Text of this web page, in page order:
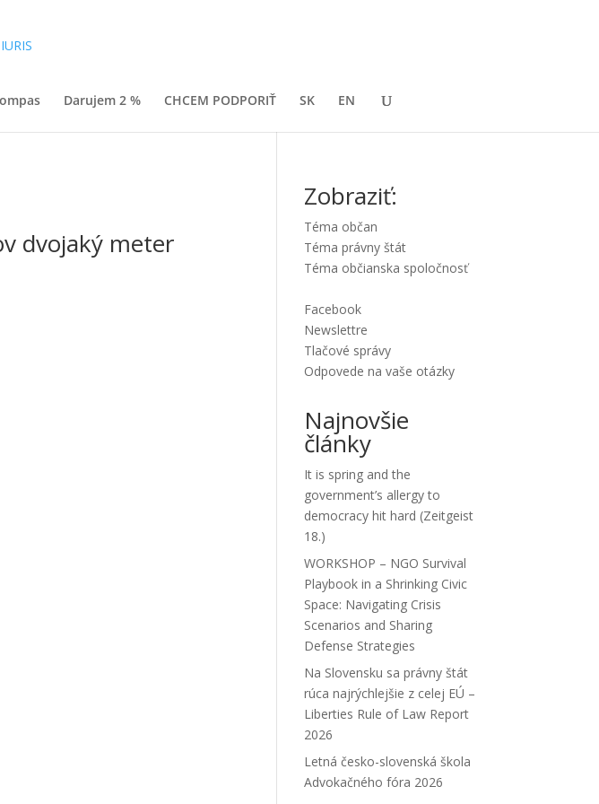
Darujem 2 % CHCEM PODPORIŤ SK EN
dvojaký meter
Zobraziť:
Téma občan
Téma právny štát
Téma občianska spoločnosť
Facebook
Newslettre
Tlačové správy
Odpovede na vaše otázky
Najnovšie
články
It is spring and the
government’s allergy to
democracy hit hard (Zeitgeist
18.)
WORKSHOP – NGO Survival
Playbook in a Shrinking Civic
Space: Navigating Crisis
Scenarios and Sharing
Defense Strategies
Na Slovensku sa právny štát
rúca najrýchlejšie z celej EÚ –
Liberties Rule of Law Report
2026
Letná česko-slovenská škola
Advokačného fóra 2026